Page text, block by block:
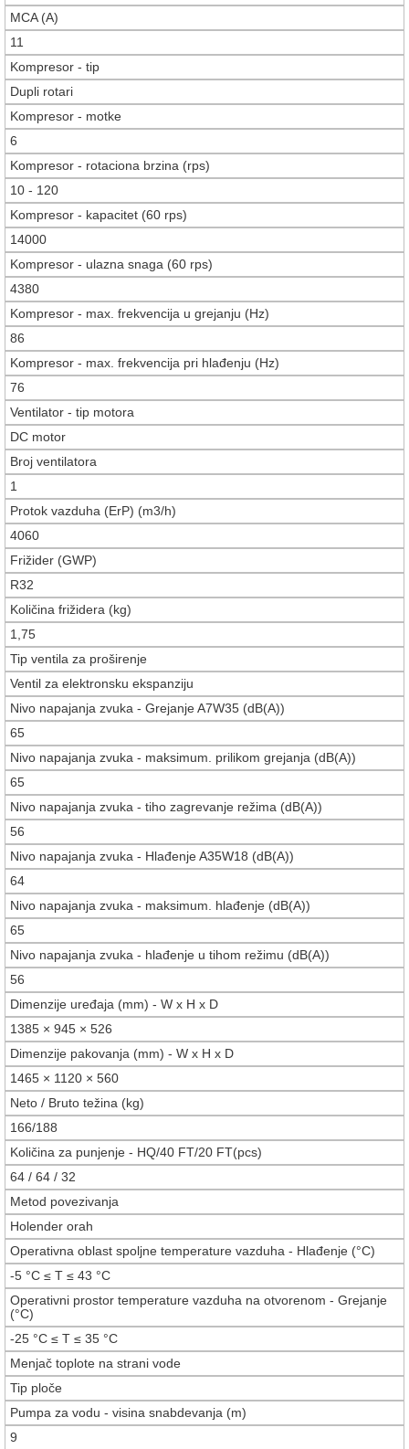
MCA (A)
11
Kompresor - tip
Dupli rotari
Kompresor - motke
6
Kompresor - rotaciona brzina (rps)
10 - 120
Kompresor - kapacitet (60 rps)
14000
Kompresor - ulazna snaga (60 rps)
4380
Kompresor - max. frekvencija u grejanju (Hz)
86
Kompresor - max. frekvencija pri hlađenju (Hz)
76
Ventilator - tip motora
DC motor
Broj ventilatora
1
Protok vazduha (ErP) (m3/h)
4060
Frižider (GWP)
R32
Količina frižidera (kg)
1,75
Tip ventila za proširenje
Ventil za elektronsku ekspanziju
Nivo napajanja zvuka - Grejanje A7W35 (dB(A))
65
Nivo napajanja zvuka - maksimum. prilikom grejanja (dB(A))
65
Nivo napajanja zvuka - tiho zagrevanje režima (dB(A))
56
Nivo napajanja zvuka - Hlađenje A35W18 (dB(A))
64
Nivo napajanja zvuka - maksimum. hlađenje (dB(A))
65
Nivo napajanja zvuka - hlađenje u tihom režimu (dB(A))
56
Dimenzije uređaja (mm) - W x H x D
1385 × 945 × 526
Dimenzije pakovanja (mm) - W x H x D
1465 × 1120 × 560
Neto / Bruto težina (kg)
166/188
Količina za punjenje - HQ/40 FT/20 FT(pcs)
64 / 64 / 32
Metod povezivanja
Holender orah
Operativna oblast spoljne temperature vazduha - Hlađenje (°C)
-5 °C ≤ T ≤ 43 °C
Operativni prostor temperature vazduha na otvorenom - Grejanje
(°C)
-25 °C ≤ T ≤ 35 °C
Menjač toplote na strani vode
Tip ploče
Pumpa za vodu - visina snabdevanja (m)
9